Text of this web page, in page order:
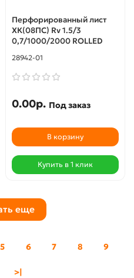
Перфорированный лист
ХК(08ПС) Rv 1.5/3
0,7/1000/2000 ROLLED
28942-01
0.00р. Под заказ
В корзину
Купить в 1 клик
еще
5 6 7 8 9
>|